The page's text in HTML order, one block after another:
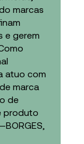
marcas
e gerem
atuo com
marca
de
produto